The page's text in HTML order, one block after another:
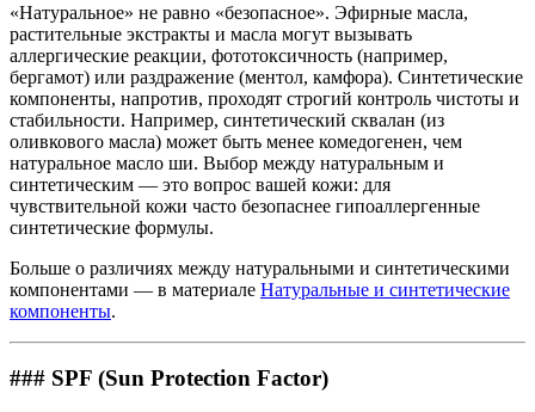
«Натуральное» не равно «безопасное». Эфирные масла,
растительные экстракты и масла могут вызывать
аллергические реакции, фототоксичность (например,
бергамот) или раздражение (ментол, камфора). Синтетические
компоненты, напротив, проходят строгий контроль чистоты и
стабильности. Например, синтетический сквалан (из
оливкового масла) может быть менее комедогенен, чем
натуральное масло ши. Выбор между натуральным и
синтетическим — это вопрос вашей кожи: для
чувствительной кожи часто безопаснее гипоаллергенные
синтетические формулы.
Больше о различиях между натуральными и синтетическими
компонентами — в материале Натуральные и синтетические
компоненты.
### SPF (Sun Protection Factor)